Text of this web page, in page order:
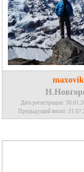
maxovik
Дата регистрации:
Предыдущий визит: